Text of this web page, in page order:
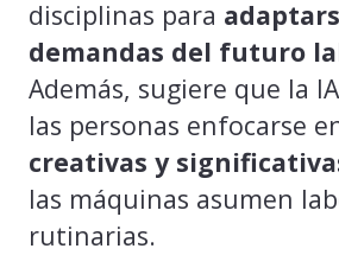
disciplinas para
demandas del futuro
Además, sugiere que la
las personas enfocarse
creativas y
las máquinas asumen
rutinarias.